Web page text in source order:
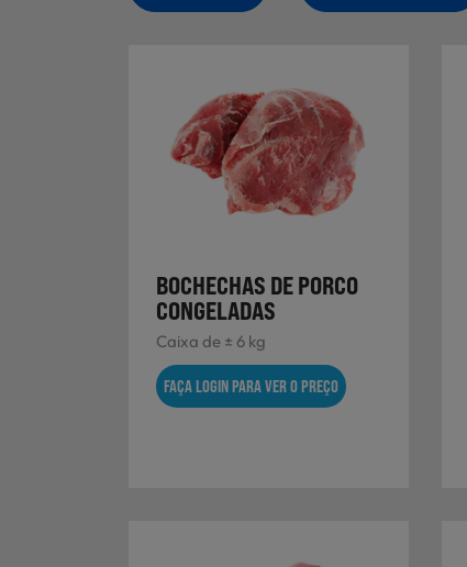
BOCHECHAS DE PORCO
CONGELADAS
Caixa de ± 6 kg
FAÇA LOGIN PARA VER O PREÇO